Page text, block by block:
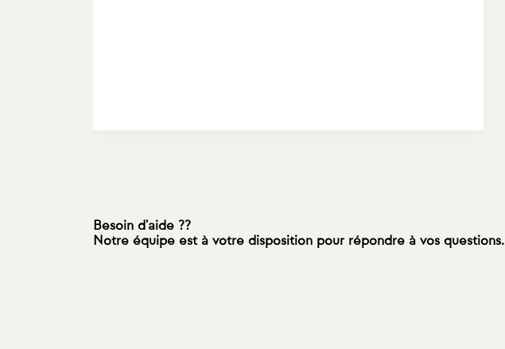
Besoin d'aide ??
Notre équipe est à votre disposition pour répondre à vos questions.